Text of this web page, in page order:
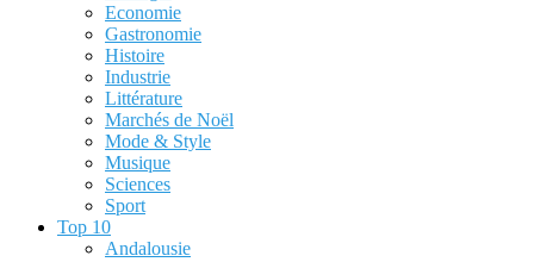
Economie
Gastronomie
Histoire
Industrie
Littérature
Marchés de Noël
Mode & Style
Musique
Sciences
Sport
Top 10
Andalousie